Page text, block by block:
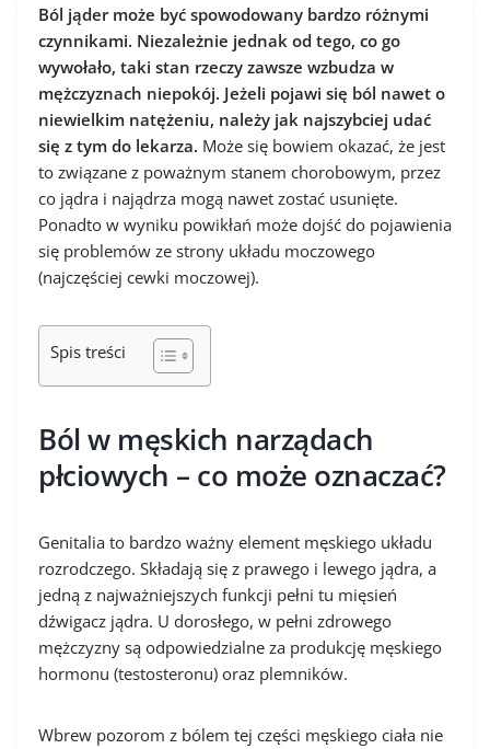
Ból jąder może być spowodowany bardzo różnymi
czynnikami. Niezależnie jednak od tego, co go
wywołało, taki stan rzeczy zawsze wzbudza w
mężczyznach niepokój. Jeżeli pojawi się ból nawet o
niewielkim natężeniu, należy jak najszybciej udać
się z tym do lekarza. Może się bowiem okazać, że jest
to związane z poważnym stanem chorobowym, przez
co jądra i najądrza mogą nawet zostać usunięte.
Ponadto w wyniku powikłań może dojść do pojawienia
się problemów ze strony układu moczowego
(najczęściej cewki moczowej).
Spis treści
Ból w męskich narządach
płciowych – co może oznaczać?
Genitalia to bardzo ważny element męskiego układu
rozrodczego. Składają się z prawego i lewego jądra, a
jedną z najważniejszych funkcji pełni tu mięsień
dźwigacz jądra. U dorosłego, w pełni zdrowego
mężczyzny są odpowiedzialne za produkcję męskiego
hormonu (testosteronu) oraz plemników.
Wbrew pozorom z bólem tej części męskiego ciała nie